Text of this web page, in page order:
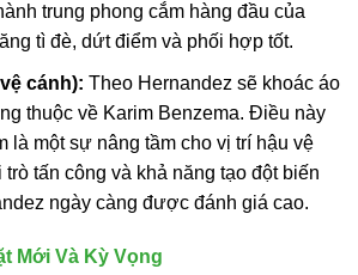
trung phong cắm hàng đầu của
tì đè, dứt điểm và phối hợp tốt.
cánh): Theo Hernandez sẽ khoác áo
thuộc về Karim Benzema. Điều này
là một sự nâng tầm cho vị trí hậu vệ
trò tấn công và khả năng tạo đột biến
ngày càng được đánh giá cao.
Mới Và Kỳ Vọng